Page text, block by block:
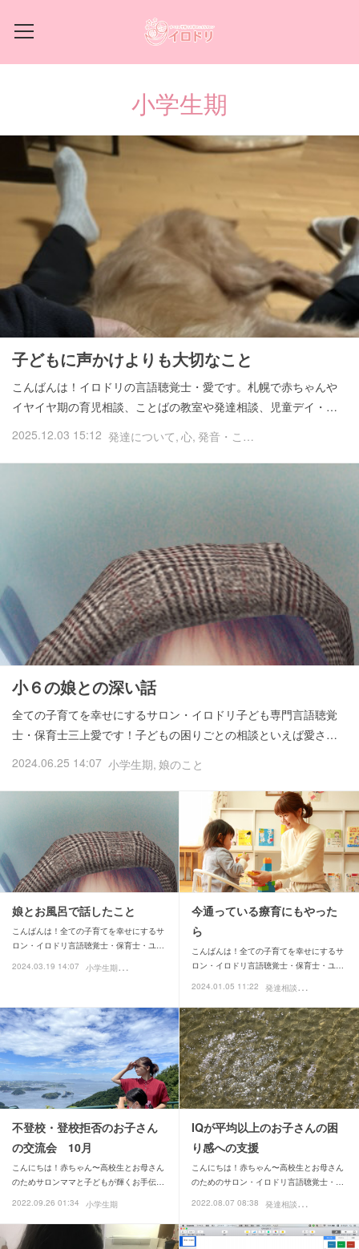
小学生期
子どもに声かけよりも大切なこと
こんばんは！イロドリの言語聴覚士・愛です。札幌で赤ちゃんや
イヤイヤ期の育児相談、ことばの教室や発達相談、児童デイ・…
2025.12.03 15:12 発達について 心 発音・ことば
小６の娘との深い話
全ての子育てを幸せにするサロン・イロドリ子ども専門言語聴覚
士・保育士三上愛です！子どもの困りごとの相談といえば愛さ…
2024.06.25 14:07 小学生期 娘のこと
娘とお風呂で話したこと
こんばんは！全ての子育てを幸せにするサ
ロン・イロドリ言語聴覚士・保育士・ユ…
2024.03.19 14:07
小
学生期娘のこと 愛さんの日常ブログ
今通っている療育にもやった
ら
こんばんは！全ての子育てを幸せにするサ
ロン・イロドリ言語聴覚士・保育士・ユ…
2024.01.05 11:22
発
達相談幼児期
不登校・登校拒否のお子さん
の交流会 10月
こんにちは！赤ちゃん〜高校生とお母さん
のためサロンママと子どもが輝くお手伝…
2022.09.26 01:34
小学生期
IQが平均以上のお子さんの困
り感への支援
こんにちは！赤ちゃん〜高校生とお母さん
のためのサロン・イロドリ言語聴覚士・…
2022.08.07 08:38
発
達相談小学生期